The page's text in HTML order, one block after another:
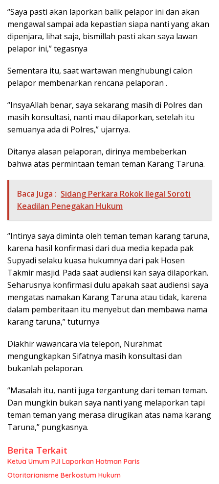
“Saya pasti akan laporkan balik pelapor ini dan akan
mengawal sampai ada kepastian siapa nanti yang akan
dipenjara, lihat saja, bismillah pasti akan saya lawan
pelapor ini,” tegasnya
Sementara itu, saat wartawan menghubungi calon
pelapor membenarkan rencana pelaporan .
“InsyaAllah benar, saya sekarang masih di Polres dan
masih konsultasi, nanti mau dilaporkan, setelah itu
semuanya ada di Polres,” ujarnya.
Ditanya alasan pelaporan, dirinya membeberkan
bahwa atas permintaan teman teman Karang Taruna.
Baca Juga : Sidang Perkara Rokok Ilegal Soroti
Keadilan Penegakan Hukum
“Intinya saya diminta oleh teman teman karang taruna,
karena hasil konfirmasi dari dua media kepada pak
Supyadi selaku kuasa hukumnya dari pak Hosen
Takmir masjid. Pada saat audiensi kan saya dilaporkan.
Seharusnya konfirmasi dulu apakah saat audiensi saya
mengatas namakan Karang Taruna atau tidak, karena
dalam pemberitaan itu menyebut dan membawa nama
karang taruna,” tuturnya
Diakhir wawancara via telepon, Nurahmat
mengungkapkan Sifatnya masih konsultasi dan
bukanlah pelaporan.
“Masalah itu, nanti juga tergantung dari teman teman.
Dan mungkin bukan saya nanti yang melaporkan tapi
teman teman yang merasa dirugikan atas nama karang
Taruna,” pungkasnya.
Berita Terkait
Ketua Umum PJI Laporkan Hotman Paris
Otoritarianisme Berkostum Hukum